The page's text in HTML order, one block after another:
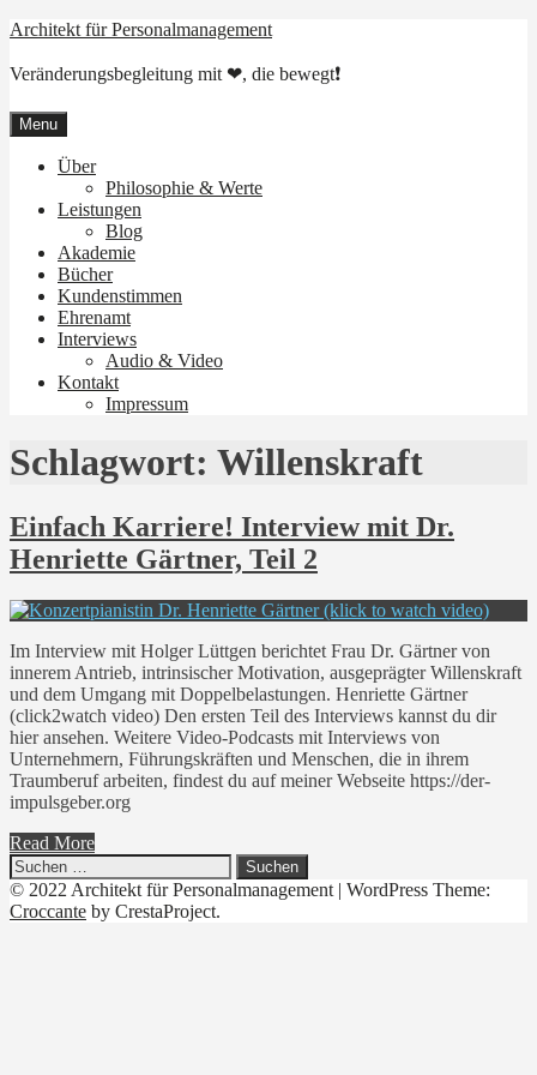
Skip
content
Architekt für Personalmanagement
Veränderungsbegleitung mit ❤, die bewegt❗
Menu
Über
Philosophie & Werte
Leistungen
Blog
Akademie
Bücher
Kundenstimmen
Ehrenamt
Interviews
Audio & Video
Kontakt
Impressum
Schlagwort: Willenskraft
Einfach Karriere! Interview mit Dr.
Henriette Gärtner, Teil 2
Im Interview mit Holger Lüttgen berichtet Frau Dr. Gärtner von
innerem Antrieb, intrinsischer Motivation, ausgeprägter Willenskraft
und dem Umgang mit Doppelbelastungen. Henriette Gärtner
(click2watch video) Den ersten Teil des Interviews kannst du dir
hier ansehen. Weitere Video-Podcasts mit Interviews von
Unternehmern, Führungskräften und Menschen, die in ihrem
Traumberuf arbeiten, findest du auf meiner Webseite https://der-
impulsgeber.org
Read More
Suchen
nach:
© 2022 Architekt für Personalmanagement | WordPress Theme:
Croccante by CrestaProject.